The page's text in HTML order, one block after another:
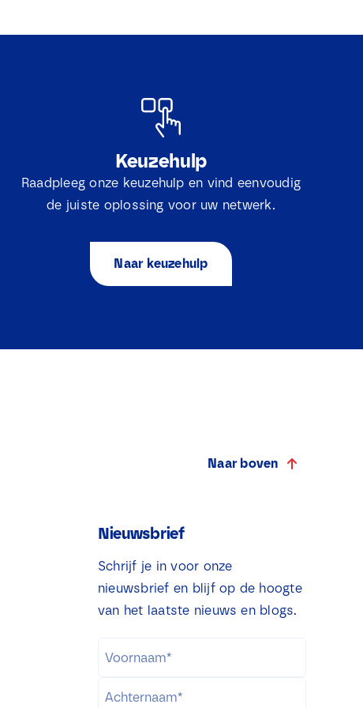
Keuzehulp
Raadpleeg onze keuzehulp en vind eenvoudig
de juiste oplossing voor uw netwerk.
Naar keuzehulp
Naar boven
Nieuwsbrief
Schrijf je in voor onze
nieuwsbrief en blijf op de hoogte
van het laatste nieuws en blogs.